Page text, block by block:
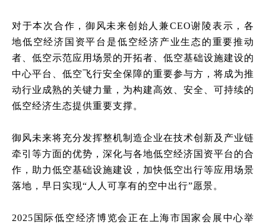
对于本次合作，御风未来创始人兼CEO谢陵表示，各
地低空经济国资平台是低空经济产业生态的重要推动
者、低空示范应用场景的开拓者、低空基础设施建设的
中心平台、低空飞行安全保障的重要参与方，将成为推
动行业成熟的关键力量，为构建高效、安全、可持续的
低空经济生态提供重要支撑。
御风未来将充分发挥整机制造企业在技术创新及产业链
牵引等方面的优势，深化与各地低空经济国资平台的合
作，助力低空基础设施建设，加快低空出行等应用场景
落地，早日实现“人人可享有的空中出行”愿景。
2025 国际低空经济博览会正在上海市国家会展中心举